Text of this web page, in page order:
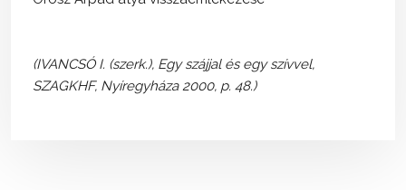
(IVANCSÓ I. (szerk.), Egy szájjal és egy szívvel,
SZAGKHF, Nyíregyháza 2000, p. 48.)